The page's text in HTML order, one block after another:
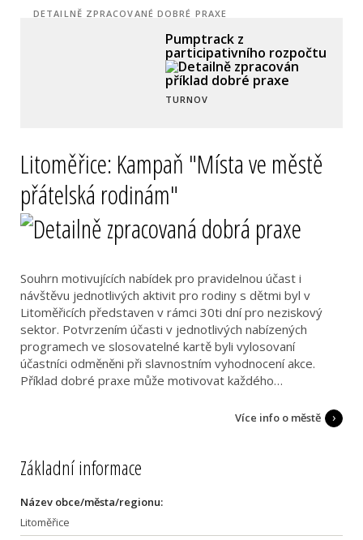
DETAILNĚ ZPRACOVANÉ DOBRÉ PRAXE
Pumptrack z
participativního rozpočtu
TURNOV
Litoměřice: Kampaň "Místa ve městě
přátelská rodinám"
Souhrn motivujících nabídek pro pravidelnou účast i
návštěvu jednotlivých aktivit pro rodiny s dětmi byl v
Litoměřicích představen v rámci 30ti dní pro neziskový
sektor. Potvrzením účasti v jednotlivých nabízených
programech ve slosovatelné kartě byli vylosovaní
účastníci odměněni při slavnostním vyhodnocení akce.
Příklad dobré praxe může motivovat každého…
Více info o městě
Základní informace
Název obce/města/regionu:
Litoměřice